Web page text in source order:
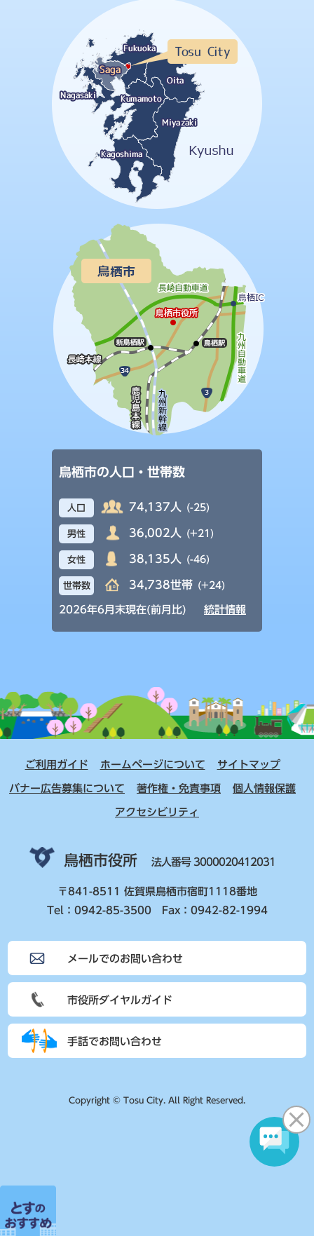
鳥栖市の人口・世帯数
人口 74,137人 (-25)
男性 36,002人 (+21)
女性 38,135人 (-46)
世帯数 34,738世帯 (+24)
2026年6月末現在(前月比) 統計情報
ご利用ガイド ホームページについて サイトマップ
バナー広告募集について 著作権・免責事項 個人情報保護
アクセシビリティ
鳥栖市役所 法人番号 3000020412031
〒841-8511 佐賀県鳥栖市宿町1118番地
Tel：0942-85-3500 Fax：0942-82-1994
メールでのお問い合わせ
市役所ダイヤルガイド
手話でお問い合わせ
Copyright © Tosu City. All Right Reserved.